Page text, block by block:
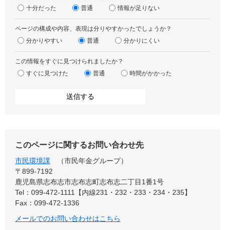
十分だった
普通 情報が足りない
ページの構成や内容、表現は分りやすかったでしょうか？
分かりやすい
普通 分かりにくい
この情報をすぐに見つけられましたか？
すぐに見つけた
普通 時間がかかった
このページに関するお問い合わせ先
市民環境課
市民年金グループ
〒899‐7192
鹿児島県志布志市志布志町志布志二丁目1番1号
Tel：099-472-1111【内線231・232・233・234・235】
Fax：099-472-1336
メールでのお問い合わせはこちら